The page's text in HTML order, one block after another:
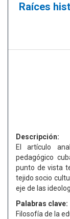
Raíces
Descripción:
El artículo
pedagógico
punto de vista
tejido socio
eje de las
Palabras clave:
Filosofía de la